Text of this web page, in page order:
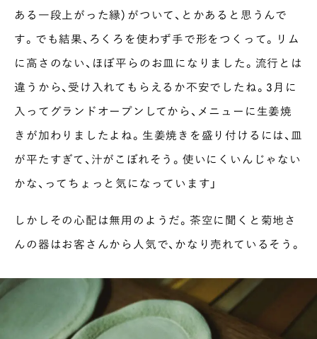
ある一段上がった縁）がついて、とかあると思うんで
す。でも結果、ろくろを使わず手で形をつくって。リム
に高さのない、ほぼ平らのお皿になりました。流行とは
違うから、受け入れてもらえるか不安でしたね。３月に
入ってグランドオープンしてから、メニューに生姜焼
きが加わりましたよね。生姜焼きを盛り付けるには、皿
が平たすぎて、汁がこぼれそう。使いにくいんじゃない
かな、ってちょっと気になっています」
しかしその心配は無用のようだ。茶空に聞くと菊地さ
んの器はお客さんから人気で、かなり売れているそう。